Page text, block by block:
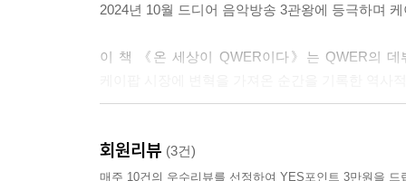
물론 세상 모든 일들을 부정적으로 바라보는 프
력을 매일매일 라이브 방송에서 공유한다는 것은
그런데 제가 주목하는 것은 많은 남성향 팬들이
2024년 10월 드디어 음악방송 3관왕에 등극하며
이 책 《온 세상이 QWER이다》는 QWER의
이제 모두 함께 QWER 덕질에 빠져보자!!
회원리뷰 (3건)
매주 10건의 우수리뷰를 선정하여 YES포인트 3만원을 드